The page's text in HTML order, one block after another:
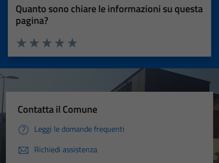
Quanto sono chiare le informazioni su questa
pagina?
Valuta 5 stelle su 5
Valuta 4 stelle su 5
Valuta 3 stelle su 5
Valuta 2 stelle su 5
Valuta 1 stelle su 5
Contatta il Comune
Leggi le domande frequenti
Richiedi assistenza